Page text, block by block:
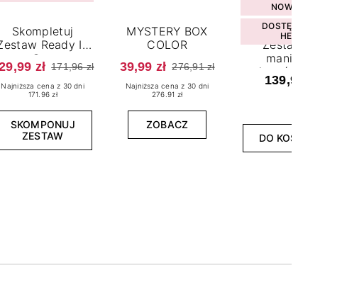
Skompletuj
Ready In
One
zł 171,96 zł
Najniższa cena z 30 dni
171.96 zł
SKOMPONUJ
ZESTAW
MYSTERY BOX
COLOR
39,99 zł 276,91 zł
Najniższa cena z 30 dni
276.91 zł
ZOBACZ
NOWOŚĆ
DOSTĘPNY W
HEBE
Zestaw do
manicure
japońskiego
139,99 zł
DO KOSZYKA